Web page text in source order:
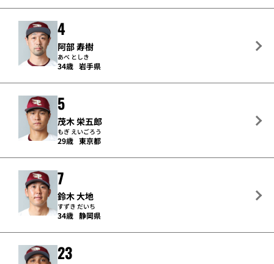
4
阿部 寿樹
あべ としき
34歳 岩手県
5
茂木 栄五郎
もぎ えいごろう
29歳 東京都
7
鈴木 大地
すずき だいち
34歳 静岡県
23